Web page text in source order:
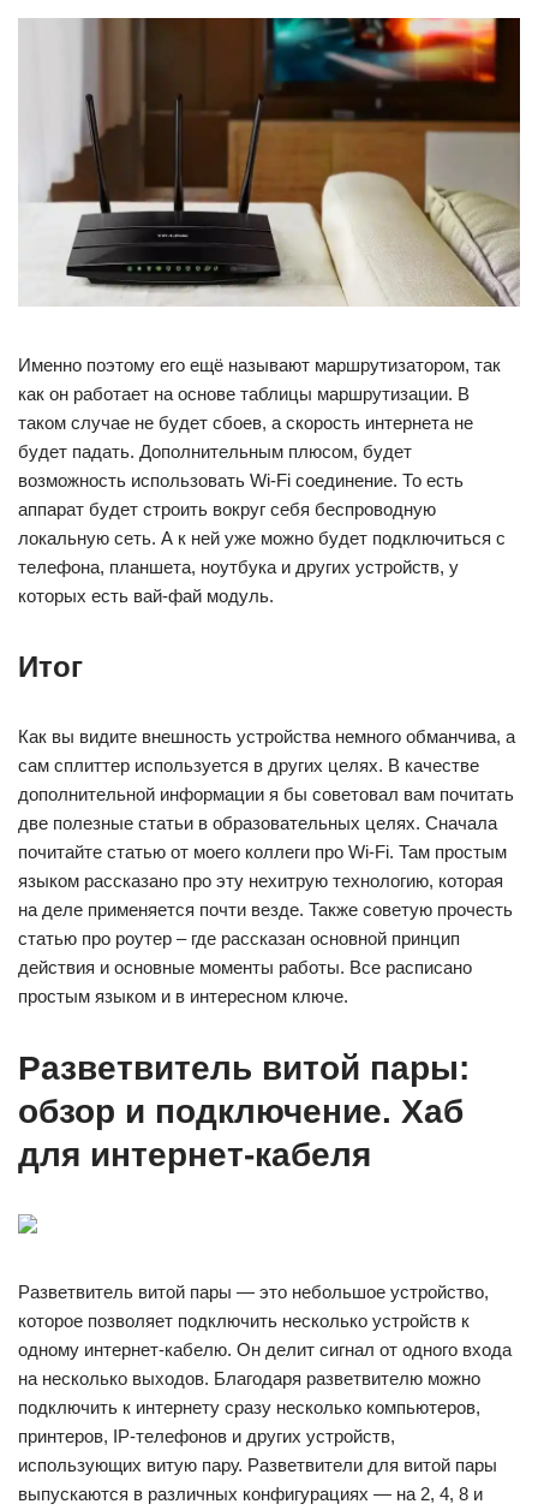
Именно поэтому его ещё называют маршрутизатором, так
как он работает на основе таблицы маршрутизации. В
таком случае не будет сбоев, а скорость интернета не
будет падать. Дополнительным плюсом, будет
возможность использовать Wi-Fi соединение. То есть
аппарат будет строить вокруг себя беспроводную
локальную сеть. А к ней уже можно будет подключиться с
телефона, планшета, ноутбука и других устройств, у
которых есть вай-фай модуль.
Итог
Как вы видите внешность устройства немного обманчива, а
сам сплиттер используется в других целях. В качестве
дополнительной информации я бы советовал вам почитать
две полезные статьи в образовательных целях. Сначала
почитайте статью от моего коллеги про Wi-Fi. Там простым
языком рассказано про эту нехитрую технологию, которая
на деле применяется почти везде. Также советую прочесть
статью про роутер – где рассказан основной принцип
действия и основные моменты работы. Все расписано
простым языком и в интересном ключе.
Разветвитель витой пары:
обзор и подключение. Хаб
для интернет-кабеля
Разветвитель витой пары — это небольшое устройство,
которое позволяет подключить несколько устройств к
одному интернет-кабелю. Он делит сигнал от одного входа
на несколько выходов. Благодаря разветвителю можно
подключить к интернету сразу несколько компьютеров,
принтеров, IP-телефонов и других устройств,
использующих витую пару. Разветвители для витой пары
выпускаются в различных конфигурациях — на 2, 4, 8 и